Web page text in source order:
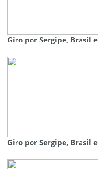
Giro por Sergipe, Brasil
Giro por Sergipe, Brasil